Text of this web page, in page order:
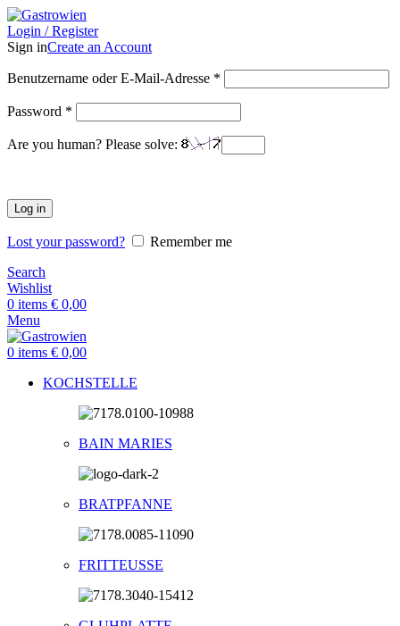
Login / Register
Sign inCreate an Account
Benutzername oder E-Mail-Adresse *
Password *
Are you human? Please solve:
Log in
Lost your password?
Remember me
Search
Wishlist
0 items € 0,00
Menu
0 items € 0,00
KOCHSTELLE
BAIN MARIES
BRATPFANNE
FRITTEUSSE